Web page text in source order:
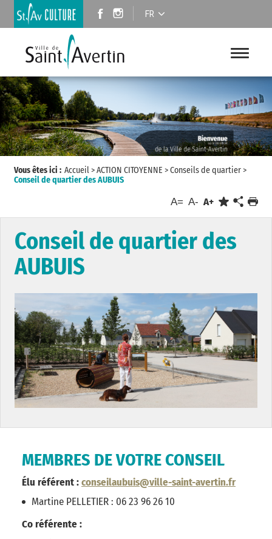
FR
Vous êtes ici : Accueil>ACTION CITOYENNE >Conseils de quartier>
Conseil de quartier des AUBUIS
A= A- A+
Conseil de quartier des
AUBUIS
MEMBRES DE VOTRE CONSEIL
Élu référent :conseilaubuis@ville-saint-avertin.fr
Martine PELLETIER : 06 23 96 26 10
Co référente :